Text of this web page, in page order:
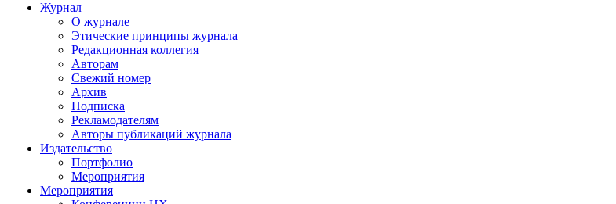
Журнал
О журнале
Этические принципы журнала
Редакционная коллегия
Авторам
Свежий номер
Архив
Подписка
Рекламодателям
Авторы публикаций журнала
Издательство
Портфолио
Мероприятия
Мероприятия